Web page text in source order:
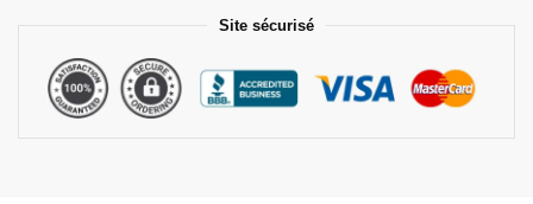
Site sécurisé